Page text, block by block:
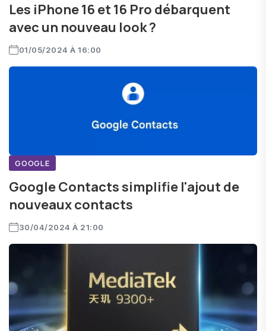
Les iPhone 16 et 16 Pro débarquent
avec un nouveau look ?
01/05/2024 À 16:00
GOOGLE
Google Contacts simplifie l'ajout de
nouveaux contacts
30/04/2024 À 21:00